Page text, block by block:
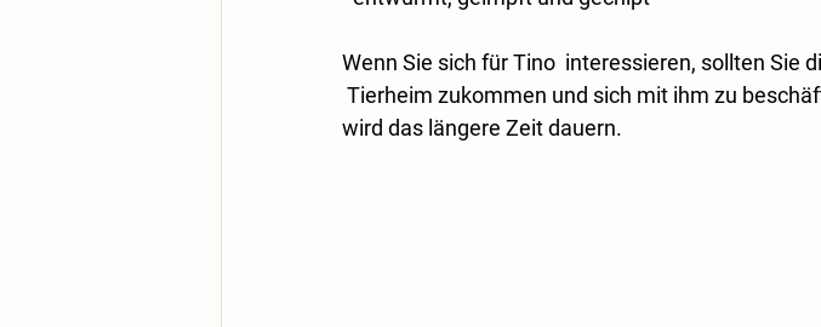
Wenn Sie sich für Tino  interessieren, sollten Sie
Tierheim zukommen und sich mit ihm zu
wird das längere Zeit dauern.